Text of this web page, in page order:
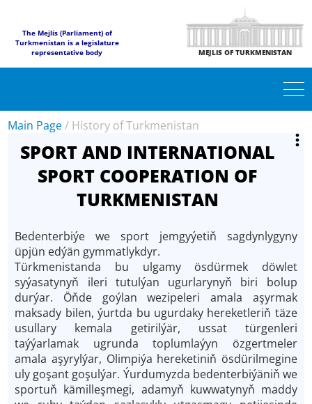
The Mejlis (Parliament) of
Turkmenistan is a legislature
representative body
MEJLIS OF TURKMENISTAN
Main Page/ History of Turkmenistan
SPORT AND INTERNATIONAL
SPORT COOPERATION OF
TURKMENISTAN
Bedenterbiýe we sport jemgyýetiň sagdynlygyny
üpjün edýän gymmatlykdyr.
Türkmenistanda bu ulgamy ösdürmek döwlet
syýasatynyň ileri tutulýan ugurlarynyň biri bolup
durýar. Öňde goýlan wezipeleri amala aşyrmak
maksady bilen, ýurtda bu ugurdaky hereketleriň täze
usullary kemala getirilýär, ussat türgenleri
taýýarlamak ugrunda toplumlaýyn özgertmeler
amala aşyrylýar, Olimpiýa hereketiniň ösdürilmegine
uly goşant goşulýar. Ýurdumyzda bedenterbiýäniň we
sportuň kämilleşmegi, adamyň kuwwatynyň maddy